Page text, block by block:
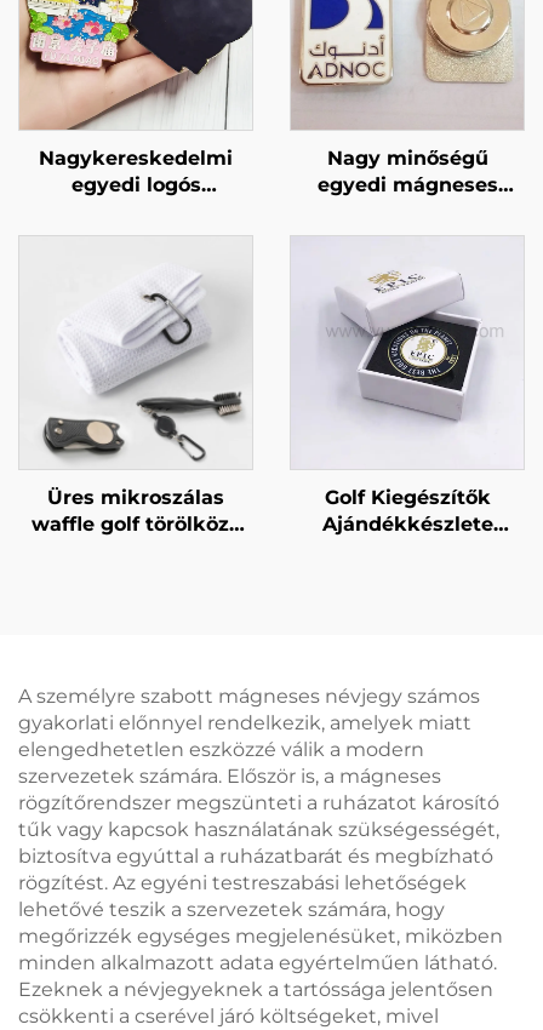
Nagykereskedelmi
egyedi logós
zománcos
mágneses matrica,
hűtőmágnes
Nagy minőségű
egyedi mágneses
Emírségek jelvény Sas
kitűző Mágneses
jelvény
Üres mikroszálas
waffle golf törölköző
Golf Kiegészítők
Ajándékkészlete
A személyre szabott mágneses névjegy számos
gyakorlati előnnyel rendelkezik, amelyek miatt
elengedhetetlen eszközzé válik a modern
szervezetek számára. Először is, a mágneses
rögzítőrendszer megszünteti a ruházatot károsító
tűk vagy kapcsok használatának szükségességét,
biztosítva egyúttal a ruházatbarát és megbízható
rögzítést. Az egyéni testreszabási lehetőségek
lehetővé teszik a szervezetek számára, hogy
megőrizzék egységes megjelenésüket, miközben
minden alkalmazott adata egyértelműen látható.
Ezeknek a névjegyeknek a tartóssága jelentősen
csökkenti a cserével járó költségeket, mivel